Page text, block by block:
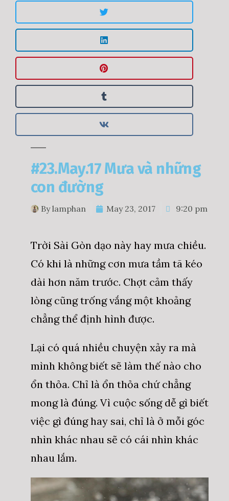
#23.May.17 Mưa và những
con đường
Bylamphan May 23, 2017 9:20 pm
Trời Sài Gòn dạo này hay mưa chiều.
Có khi là những cơn mưa tầm tã kéo
dài hơn năm trước. Chợt cảm thấy
lòng cũng trống vắng một khoảng
chẳng thể định hình được.
Lại có quá nhiều chuyện xảy ra mà
mình không biết sẽ làm thế nào cho
ổn thỏa. Chỉ là ổn thỏa chứ chẳng
mong là đúng. Vì cuộc sống dễ gì biết
việc gì đúng hay sai, chỉ là ở mỗi góc
nhìn khác nhau sẽ có cái nhìn khác
nhau lắm.